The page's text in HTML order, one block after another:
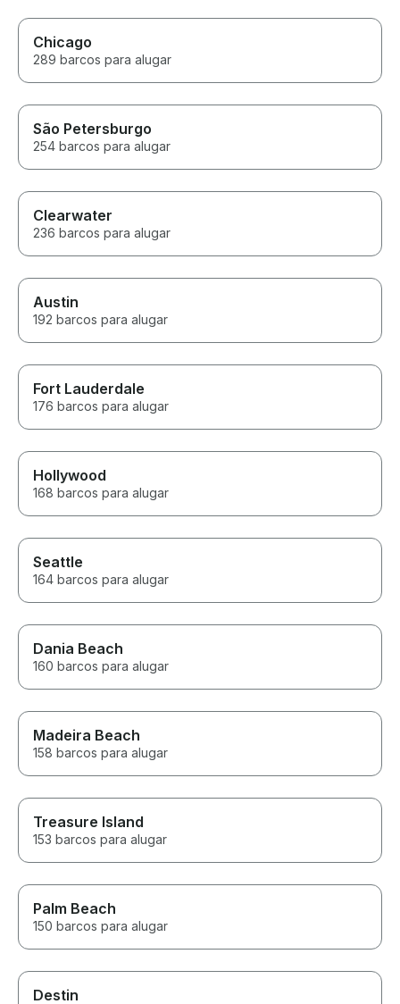
Chicago
289 barcos para alugar
São Petersburgo
254 barcos para alugar
Clearwater
236 barcos para alugar
Austin
192 barcos para alugar
Fort Lauderdale
176 barcos para alugar
Hollywood
168 barcos para alugar
Seattle
164 barcos para alugar
Dania Beach
160 barcos para alugar
Madeira Beach
158 barcos para alugar
Treasure Island
153 barcos para alugar
Palm Beach
150 barcos para alugar
Destin